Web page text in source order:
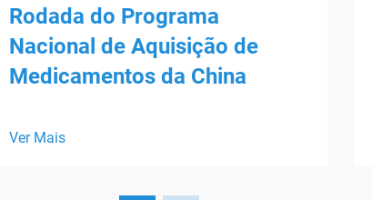
Rodada do Programa
Nacional de Aquisição de
Medicamentos da China
Ver Mais